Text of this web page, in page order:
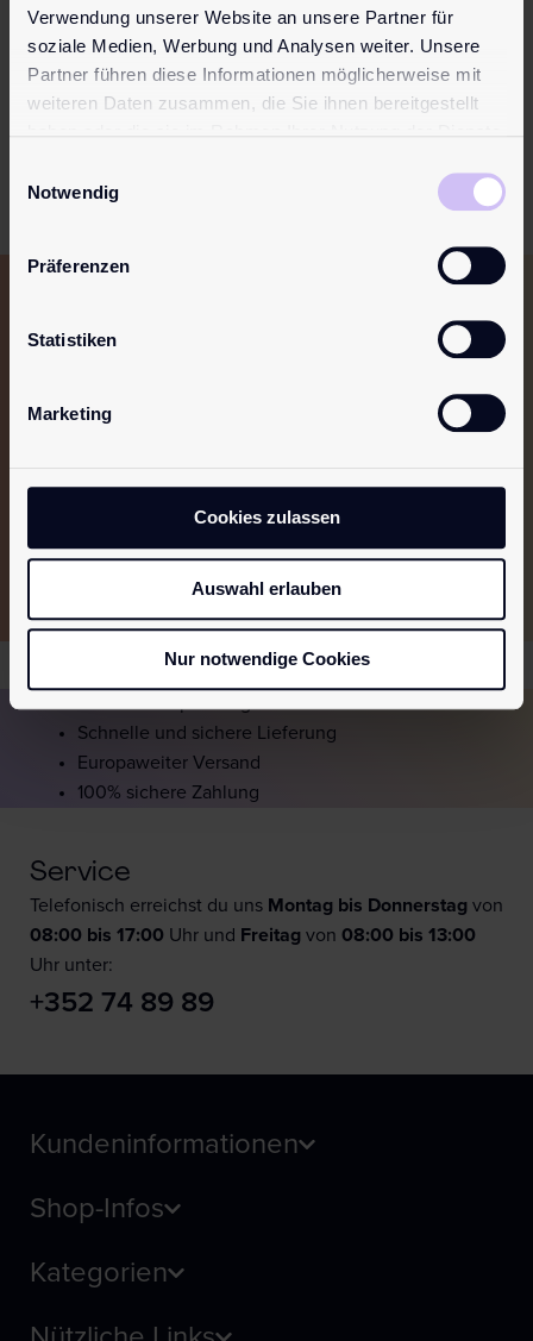
Verwendung unserer Website an unsere Partner für
soziale Medien, Werbung und Analysen weiter. Unsere
Partner führen diese Informationen möglicherweise mit
weiteren Daten zusammen, die Sie ihnen bereitgestellt
Notwendig
Präferenzen
Statistiken
Marketing
Cookies zulassen
Auswahl erlauben
Nur notwendige Cookies
Entwickelt von pjur, für eine schonende, hygienische
Reinigung von Erotikartikeln. Für alkoholempfindliche
Materialien w…
Mehr erfahren
Dann melde dich für unseren
Newsletter
Jetzt anmelden!
Schnelle und sichere Lieferung
Europaweiter Versand
100% sichere Zahlung
Service
Telefonisch erreichst du uns Montag bis Donnerstag von
08:00 bis 17:00 Uhr und Freitag von 08:00 bis 13:00
Uhr unter:
+352 74 89 89
Kundeninformationen
Shop-Infos
Kategorien